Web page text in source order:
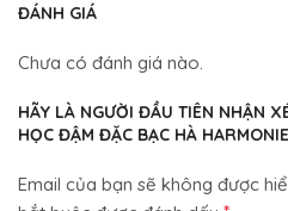
ĐÁNH GIÁ
Chưa có đánh giá nào.
HÃY LÀ NGƯỜI ĐẦU TIÊN NHẬN
HỌC ĐẬM ĐẶC BẠC HÀ
Email của bạn sẽ không được